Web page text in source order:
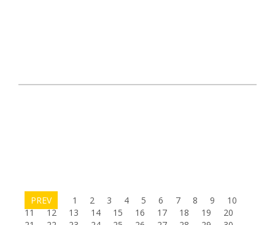
PREV 1 2 3 4 5 6 7 8 9
10
11
12 13 14 15 16 17 18 19
20